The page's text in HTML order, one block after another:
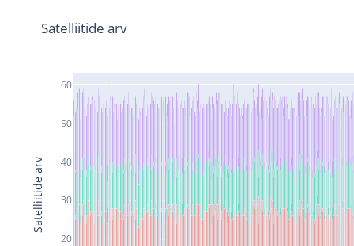
20
30
40
50
60
Satelliitide arv
Satelliitide arv